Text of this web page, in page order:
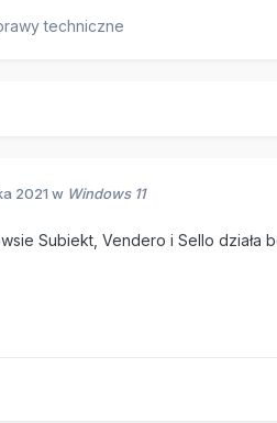
techniczne
2021 w Windows 11
Subiekt, Vendero i Sello działa